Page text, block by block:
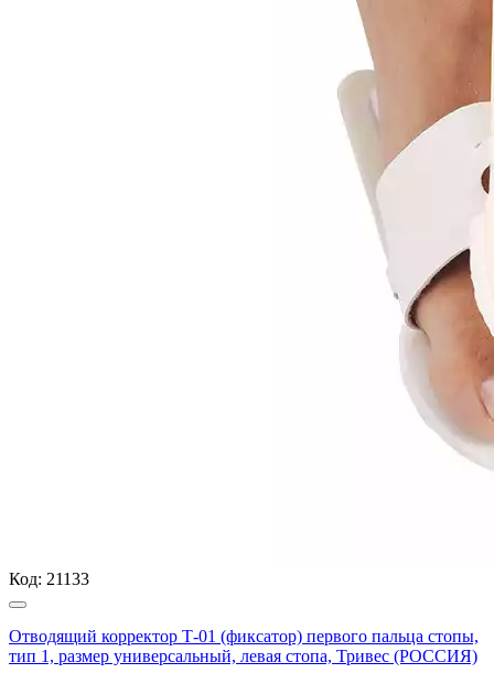
Код: 21133
Отводящий корректор Т-01 (фиксатор) первого пальца стопы,
тип 1, размер универсальный, левая стопа, Тривес (РОССИЯ)